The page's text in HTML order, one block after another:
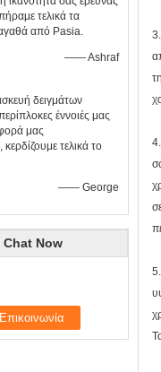
τελικά τα
από Pasia.
—— Ashraf
δειγμάτων
έννοιές μας
μας
τελικά το
—— George
Chat Now